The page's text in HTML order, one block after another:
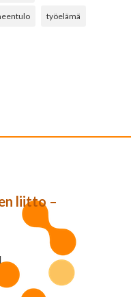
työelämä
liitto –